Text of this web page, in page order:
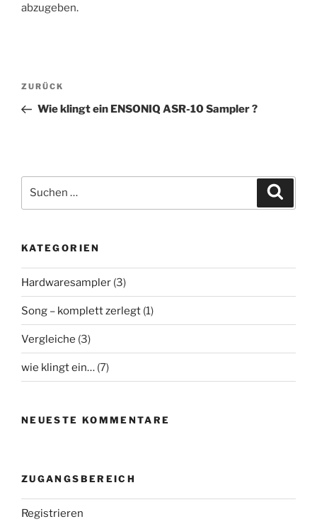
abzugeben.
Beitragsnavigation
Vorheriger
Beitrag
ZURÜCK
Wie klingt ein ENSONIQ ASR-10 Sampler ?
nach:
KATEGORIEN
Hardwaresampler (3)
Song – komplett zerlegt (1)
Vergleiche (3)
wie klingt ein… (7)
NEUESTE KOMMENTARE
ZUGANGSBEREICH
Registrieren